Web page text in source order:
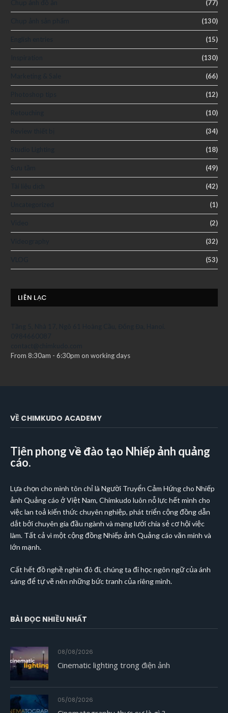
(77)
(130)
(15)
(130)
(66)
(12)
(10)
(34)
(18)
(49)
(42)
(1)
(2)
(32)
(53)
LIÊN LẠC
From 8:30am - 6:30pm on working days
VỀ CHIMKUDO ACADEMY
Tiên phong về đào tạo Nhiếp ảnh quảng
cáo.
Lựa chọn cho mình tôn chỉ là Người Truyển Cảm Hứng cho Nhiếp
ảnh Quảng cáo ở Việt Nam, Chimkudo luôn nỗ lực hết mình cho
việc lan toả kiến thức chuyên nghiệp, phát triển cộng đồng dẫn
dắt bởi chuyên gia đầu ngành và mạng lưới chia sẻ cơ hội việc
làm. Tất cả vì một cộng đồng Nhiếp ảnh Quảng cáo văn minh và
lớn mạnh.
Cất hết đồ nghề nghìn đô đi, chúng ta đi học ngôn ngữ của ánh
sáng để tự vẽ nên những bức tranh của riêng mình.
BÀI ĐỌC NHIỀU NHẤT
08/08/2026
Cinematic lighting trong điện ảnh
05/08/2026